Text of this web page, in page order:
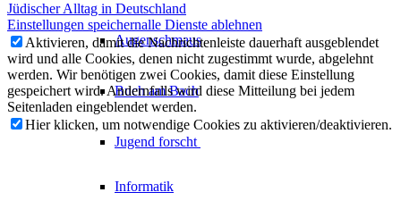
Augenschmaus
Buch am Bach
Jugend forscht
Informatik
Jüdischer Alltag in Deutschland
Einstellungen speichernalle Dienste ablehnen
Aktivieren, damit die Nachrichtenleiste dauerhaft ausgeblendet
wird und alle Cookies, denen nicht zugestimmt wurde, abgelehnt
werden. Wir benötigen zwei Cookies, damit diese Einstellung
gespeichert wird. Andernfalls wird diese Mitteilung bei jedem
Seitenladen eingeblendet werden.
Hier klicken, um notwendige Cookies zu aktivieren/deaktivieren.